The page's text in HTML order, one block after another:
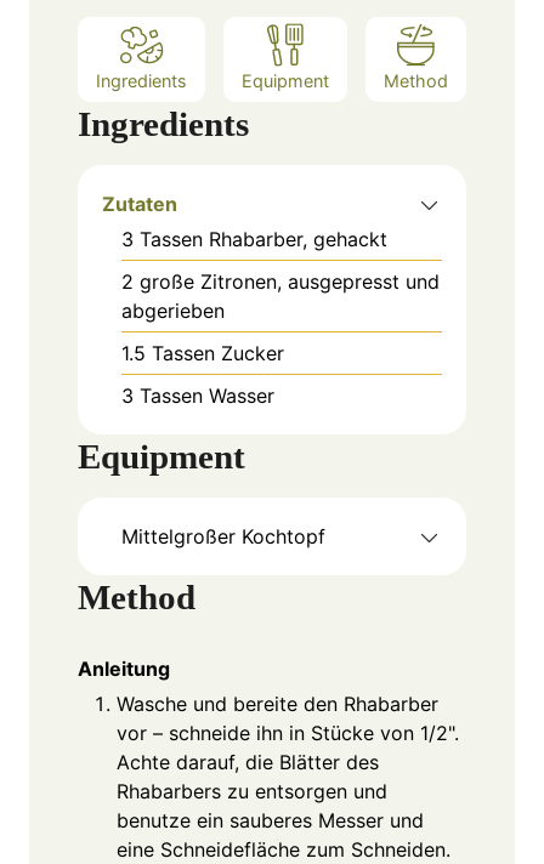
Ingredients Equipment Method
Ingredients
Zutaten
3 Tassen Rhabarber, gehackt
2 große Zitronen, ausgepresst und
abgerieben
1.5 Tassen Zucker
3 Tassen Wasser
Equipment
Mittelgroßer Kochtopf
Method
Anleitung
Wasche und bereite den Rhabarber
vor – schneide ihn in Stücke von 1/2".
Achte darauf, die Blätter des
Rhabarbers zu entsorgen und
benutze ein sauberes Messer und
eine Schneidefläche zum Schneiden.